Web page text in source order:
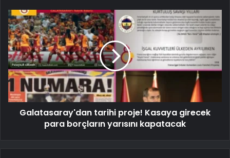
Galatasaray'dan tarihi proje! Kasaya girecek
para borçların yarısını kapatacak